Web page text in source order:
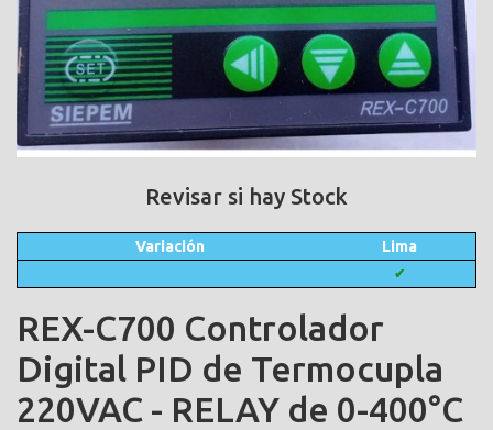
Revisar si hay Stock
Variación Lima
✔
REX-C700 Controlador
Digital PID de Termocupla
220VAC - RELAY de 0-400°C